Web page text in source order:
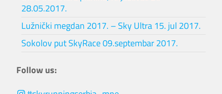
28.05.2017.
Lužnički megdan 2017. – Sky Ultra 15. jul 2017.
Sokolov put SkyRace 09.septembar 2017.
Follow us: